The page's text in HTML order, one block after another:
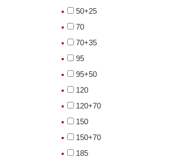
50+25
70
70+35
95
95+50
120
120+70
150
150+70
185